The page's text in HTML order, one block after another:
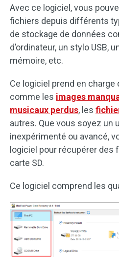
Avec ce logiciel, vous
fichiers depuis différents
de stockage de données
d’ordinateur, un stylo USB,
mémoire, etc.
Ce logiciel prend en
comme les images
musicaux perdus, les
autres. Que vous soyez un
inexpérimenté ou avancé,
logiciel pour récupérer des
carte SD.
Ce logiciel comprend les